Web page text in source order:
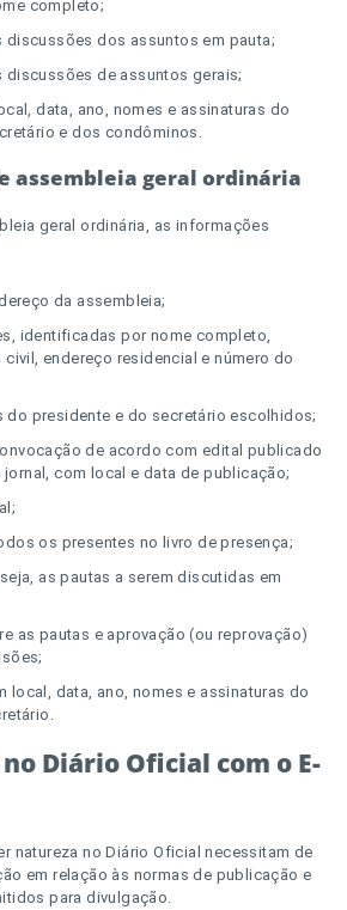
completo;
discussões dos assuntos em pauta;
discussões de assuntos gerais;
data, ano, nomes e assinaturas do
e dos condôminos.
assembleia geral ordinária
geral ordinária, as informações
da assembleia;
identificadas por nome completo,
endereço residencial e número do
do presidente e do secretário escolhidos;
de acordo com edital publicado
com local e data de publicação;
os presentes no livro de presença;
as pautas a serem discutidas em
as pautas e aprovação (ou reprovação)
local, data, ano, nomes e assinaturas do
Diário Oficial com o E-
natureza no Diário Oficial necessitam de
em relação às normas de publicação e
para divulgação.